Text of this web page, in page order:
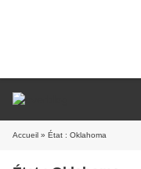
Accueil » État : Oklahoma